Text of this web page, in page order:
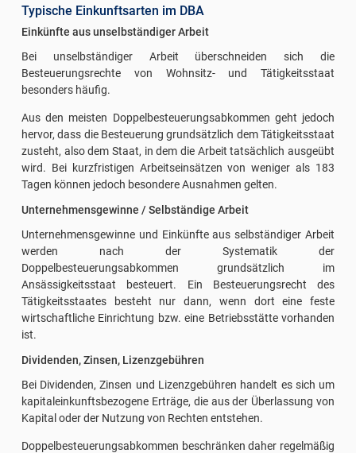
Typische Einkunftsarten im DBA
Einkünfte aus unselbständiger Arbeit
Bei unselbständiger Arbeit überschneiden sich die
Besteuerungsrechte von Wohnsitz- und Tätigkeitsstaat
besonders häufig.
Aus den meisten Doppelbesteuerungsabkommen geht jedoch
hervor, dass die Besteuerung grundsätzlich dem Tätigkeitsstaat
zusteht, also dem Staat, in dem die Arbeit tatsächlich ausgeübt
wird. Bei kurzfristigen Arbeitseinsätzen von weniger als 183
Tagen können jedoch besondere Ausnahmen gelten.
Unternehmensgewinne / Selbständige Arbeit
Unternehmensgewinne und Einkünfte aus selbständiger Arbeit
werden nach der Systematik der
Doppelbesteuerungsabkommen grundsätzlich im
Ansässigkeitsstaat besteuert. Ein Besteuerungsrecht des
Tätigkeitsstaates besteht nur dann, wenn dort eine feste
wirtschaftliche Einrichtung bzw. eine Betriebsstätte vorhanden
ist.
Dividenden, Zinsen, Lizenzgebühren
Bei Dividenden, Zinsen und Lizenzgebühren handelt es sich um
kapitaleinkunftsbezogene Erträge, die aus der Überlassung von
Kapital oder der Nutzung von Rechten entstehen.
Doppelbesteuerungsabkommen beschränken daher regelmäßig